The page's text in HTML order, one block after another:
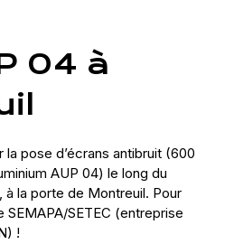
04 à
la pose d’écrans antibruit (600
AUP 04) le long du
à la porte de Montreuil. Pour
SEMAPA/SETEC (entreprise
!